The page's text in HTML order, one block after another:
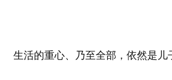
生活的重心、乃至全部，依然是儿